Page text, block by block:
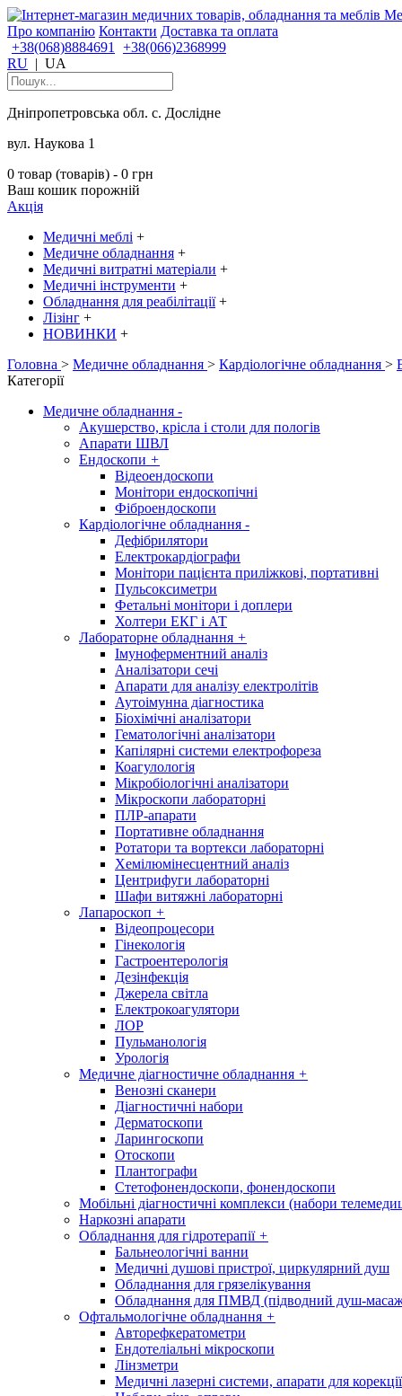
Про компанію Контакти Доставка та оплата
+38(068)8884691
+38(066)2368999
RU | UA
Дніпропетровська обл. с. Дослідне
вул. Наукова 1
0 товар (товарів) - 0 грн
Ваш кошик порожній
Акція
Медичні меблі +
Медичне обладнання +
Медичні витратні матеріали +
Медичні інструменти +
Обладнання для реабілітації +
Лізінг +
НОВИНКИ +
Головна > Медичне обладнання > Кардіологічне обладнання >
Категорії
Медичне обладнання -
Акушерство, крісла і столи для пологів
Апарати ШВЛ
Ендоскопи +
Відеоендоскопи
Монітори ендоскопічні
Фіброендоскопи
Кардіологічне обладнання -
Дефібрилятори
Електрокардіографи
Монітори пацієнта приліжкові, портативні
Пульсоксиметри
Фетальні монітори і доплери
Холтери ЕКГ і АТ
Лабораторне обладнання +
Імуноферментний аналіз
Аналізатори сечі
Апарати для аналізу електролітів
Аутоімунна діагностика
Біохімічні аналізатори
Гематологічні аналізатори
Капілярні системи електрофореза
Коагулологія
Мікробіологічні аналізатори
Мікроскопи лабораторні
ПЛР-апарати
Портативне обладнання
Ротатори та вортекси лабораторні
Хемілюмінесцентний аналіз
Центрифуги лабораторні
Шафи витяжні лабораторні
Лапароскоп +
Відеопроцесори
Гінекологія
Гастроентерологія
Дезінфекція
Джерела світла
Електрокоагулятори
ЛОР
Пульманологія
Урологія
Медичне діагностичне обладнання +
Венозні сканери
Діагностичні набори
Дерматоскопи
Ларингоскопи
Отоскопи
Плантографи
Стетофонендоскопи, фонендоскопи
Мобільні діагностичні комплекси (набори
Наркозні апарати
Обладнання для гідротерапії +
Бальнеологічні ванни
Медичні душові пристрої, циркулярний душ
Обладнання для грязелікування
Обладнання для ПМВД (підводний душ-
Офтальмологічне обладнання +
Авторефкератометри
Ендотеліальні мікроскопи
Лінзметри
Медичні лазерні системи, апарати для